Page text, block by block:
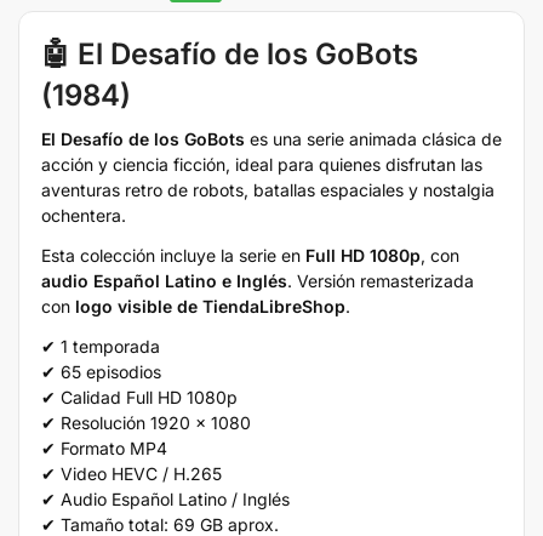
🤖 El Desafío de los GoBots
(1984)
El Desafío de los GoBots es una serie animada clásica de
acción y ciencia ficción, ideal para quienes disfrutan las
aventuras retro de robots, batallas espaciales y nostalgia
ochentera.
Esta colección incluye la serie en Full HD 1080p, con
audio Español Latino e Inglés. Versión remasterizada
con logo visible de TiendaLibreShop.
✔ 1 temporada
✔ 65 episodios
✔ Calidad Full HD 1080p
✔ Resolución 1920 x 1080
✔ Formato MP4
✔ Video HEVC / H.265
✔ Audio Español Latino / Inglés
✔ Tamaño total: 69 GB aprox.